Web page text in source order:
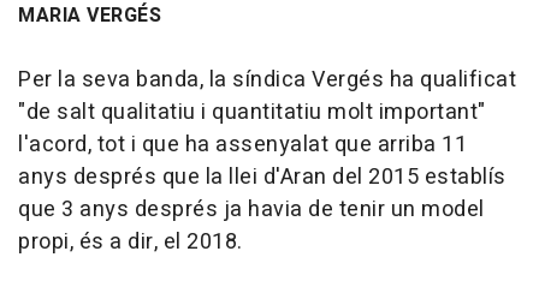
MARIA VERGÉS
Per la seva banda, la síndica Vergés ha qualificat
"de salt qualitatiu i quantitatiu molt important"
l'acord, tot i que ha assenyalat que arriba 11
anys després que la llei d'Aran del 2015 establís
que 3 anys després ja havia de tenir un model
propi, és a dir, el 2018.